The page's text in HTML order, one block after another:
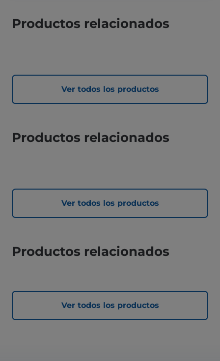
Productos relacionados
Ver todos los productos
Productos relacionados
Ver todos los productos
Productos relacionados
Ver todos los productos